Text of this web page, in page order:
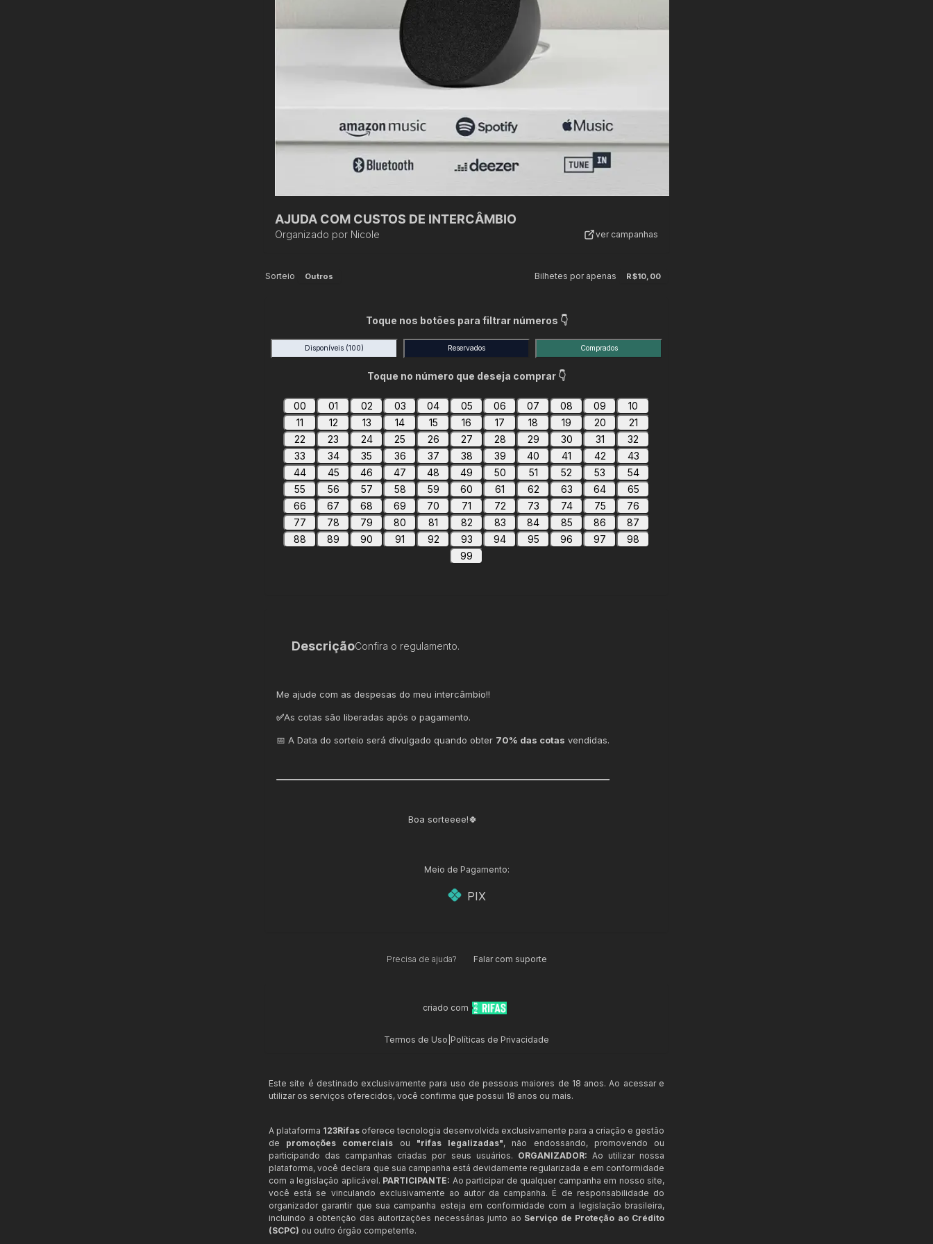
AJUDA COM CUSTOS DE INTERCÂMBIO
Organizado por Nicole ver campanhas
Sorteio Outros Bilhetes por apenas R$10,00
Toque nos botões para filtrar números 👇
Disponíveis (100) Reservados Comprados
Toque no número que deseja comprar 👇
00 01 02 03 04 05 06 07 08 09
10
11
12 13 14 15 16 17 18 19 20
21
22
23 24 25 26 27 28 29 30 31
32
33
34 35 36 37 38 39 40 41 42
43
44
45 46 47 48 49 50 51 52 53
54
55
56 57 58 59 60 61 62 63 64
65
66
67 68 69 70 71 72 73 74 75
76
77
78 79 80 81 82 83 84 85 86
87
88
89 90 91 92 93 94 95 96 97
98
99
DescriçãoConfira o regulamento.
Me ajude com as despesas do meu intercâmbio!!
✅As cotas são liberadas após o pagamento.
📅 A Data do sorteio será divulgado quando obter 70% das cotas vendidas.
Boa sorteeee!🍀
Meio de Pagamento:
PIX
Precisa de ajuda? Falar com suporte
criado com
Termos de Uso Políticas de Privacidade
Este site é destinado exclusivamente para uso de pessoas maiores de 18 anos. Ao acessar e
utilizar os serviços oferecidos, você confirma que possui 18 anos ou mais.
A plataforma 123Rifas oferece tecnologia desenvolvida exclusivamente para a criação e gestão
de promoções comerciais ou "rifas legalizadas", não endossando, promovendo ou
participando das campanhas criadas por seus usuários. ORGANIZADOR: Ao utilizar nossa
plataforma, você declara que sua campanha está devidamente regularizada e em conformidade
com a legislação aplicável. PARTICIPANTE: Ao participar de qualquer campanha em nosso site,
você está se vinculando exclusivamente ao autor da campanha. É de responsabilidade do
organizador garantir que sua campanha esteja em conformidade com a legislação brasileira,
incluindo a obtenção das autorizações necessárias junto ao Serviço de Proteção ao Crédito
(SCPC) ou outro órgão competente.